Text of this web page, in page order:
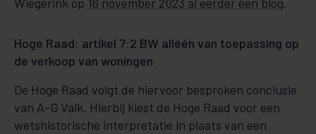
Hoge Raad: artikel 7:2 BW alléén van toepassing op
de verkoop van woningen
De Hoge Raad volgt de hiervoor besproken conclusie
van A-G Valk. Hierbij kiest de Hoge Raad voor een
wetshistorische interpretatie in plaats van een